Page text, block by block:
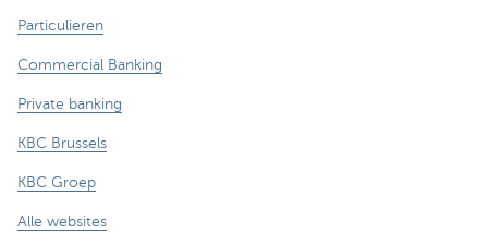
Particulieren
Commercial Banking
Private banking
KBC Brussels
KBC Groep
Alle websites